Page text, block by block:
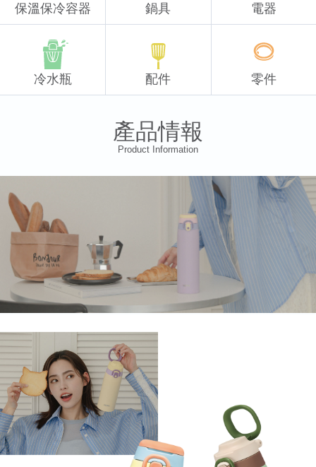
保溫保冷容器 鍋具 電器
冷水瓶 配件 零件
產品情報
Product Information